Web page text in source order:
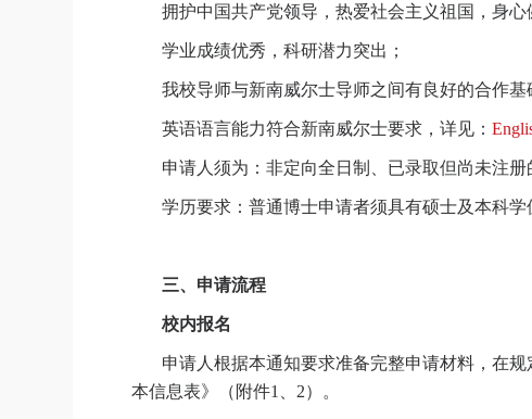
拥护中国共产党领导，热爱社会主义祖国，身心
学业成绩优秀，科研潜力突出；
我校导师与新南威尔士导师之间有良好的合作基
英语语言能力符合新南威尔士要求，详见：
申请人须为：非定向全日制、已录取但尚未注
学历要求：普通博士申请者须具有硕士及本科学
三、申请流程
校内报名
申请人根据本通知要求准备完整申请材料，在
本信息表》（附件1 2）。